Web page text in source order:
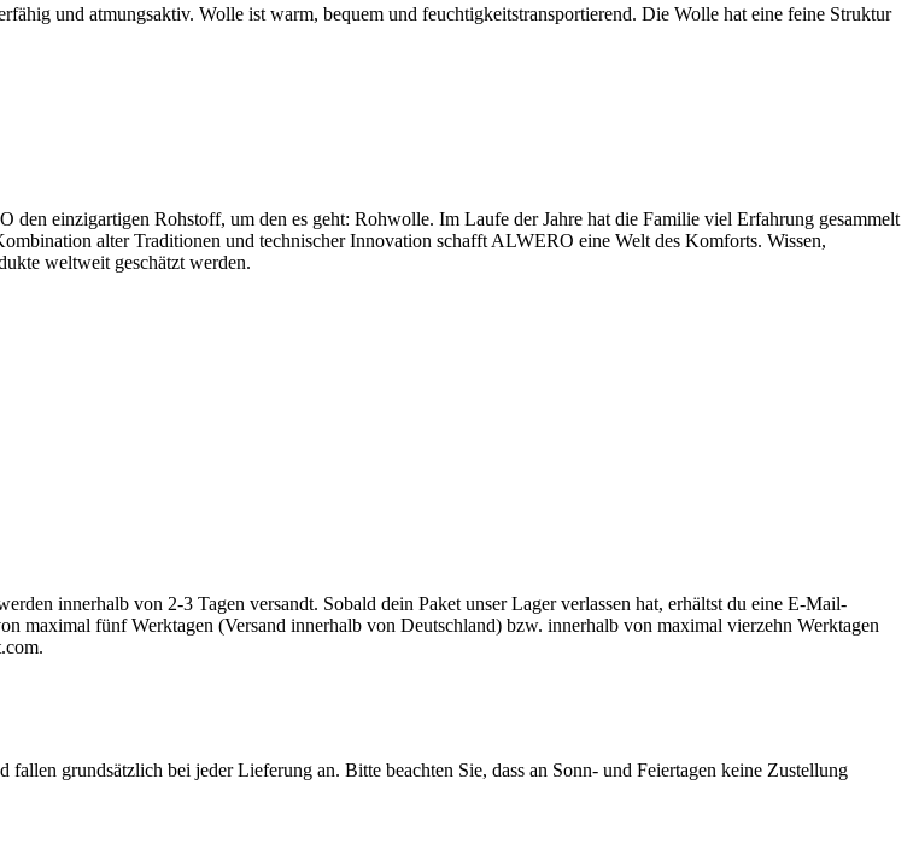
und atmungsaktiv. Wolle ist warm, bequem und feuchtigkeitstransportierend. Die Wolle hat eine feine Struktur
einzigartigen Rohstoff, um den es geht: Rohwolle. Im Laufe der Jahre hat die Familie viel Erfahrung gesammelt
alter Traditionen und technischer Innovation schafft ALWERO eine Welt des Komforts. Wissen,
weltweit geschätzt werden.
innerhalb von 2-3 Tagen versandt. Sobald dein Paket unser Lager verlassen hat, erhältst du eine E-Mail-
maximal fünf Werktagen (Versand innerhalb von Deutschland) bzw. innerhalb von maximal vierzehn Werktagen
.
fallen grundsätzlich bei jeder Lieferung an. Bitte beachten Sie, dass an Sonn- und Feiertagen keine Zustellung